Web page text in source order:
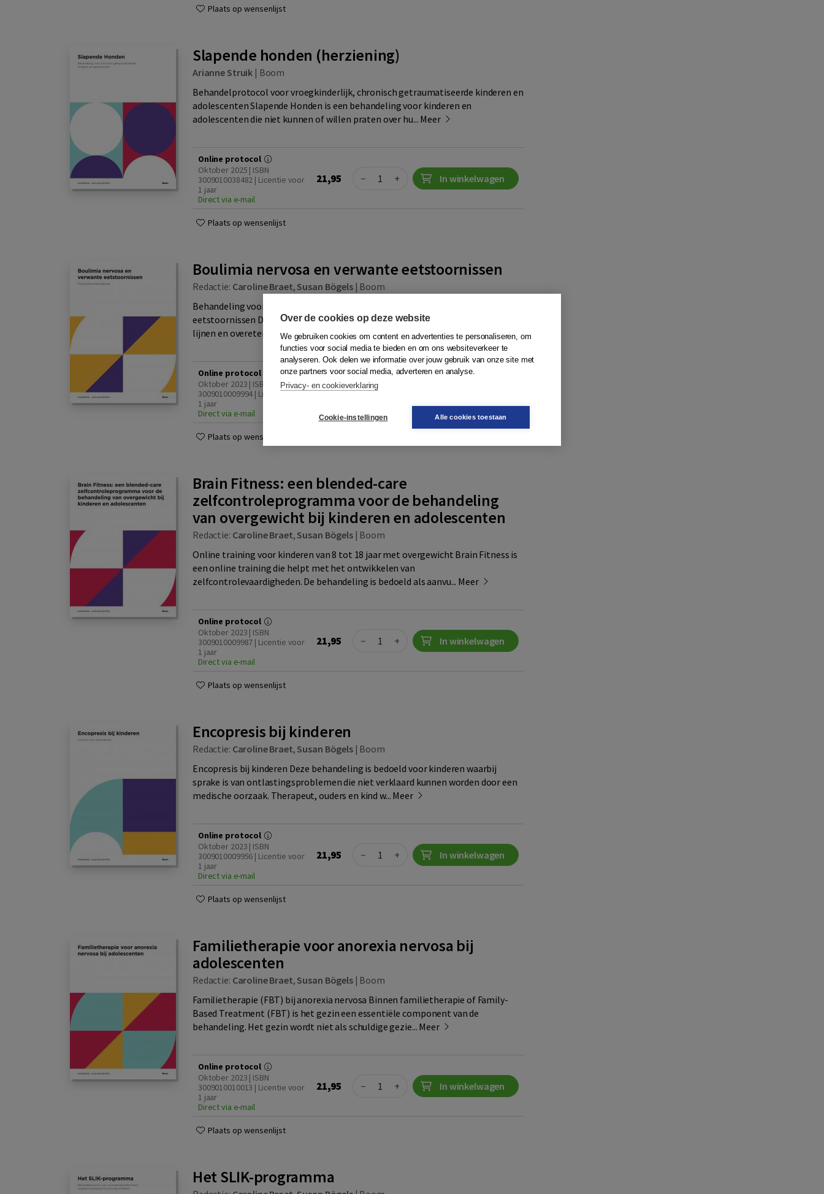
Plaats op wensenlijst
Slapende honden (herziening)
Arianne Struik | Boom
Behandelprotocol voor vroegkinderlijk, chronisch getraumatiseerde kinderen en
adolescenten Slapende Honden is een behandeling voor kinderen en
adolescenten die niet kunnen of willen praten over hu... Meer
Online protocol
Oktober 2025 | ISBN
3009010038482 | Licentie voor
1 jaar
Direct via e-mail
21,95 Quantity
− + In winkelwagen
Plaats op wensenlijst
Boulimia nervosa en verwante eetstoornissen
Redactie: Caroline Braet, Susan Bögels| Boom
Behandeling voor adolescenten met boulimia nervosa en verwante
eetstoornissen Dit protocol richt zich zowel op abnormaal eetgedrag (rigide
lijnen en overeten) als op overmatige zorgen over lichaam...Meer
Online protocol
Oktober 2023 | ISBN
3009010009994 | Licentie voor
1 jaar
Direct via e-mail
21,95 Quantity
−
Plaats op wensenlijst
Brain Fitness: een blended-care
zelfcontroleprogramma voor de behandeling
van overgewicht bij kinderen en adolescenten
Redactie: Caroline Braet, Susan Bögels| Boom
Online training voor kinderen van 8 tot 18 jaar met overgewicht Brain Fitness is
een online training die helpt met het ontwikkelen van
zelfcontrolevaardigheden. De behandeling is bedoeld als aanvu... Meer
Online protocol
Oktober 2023 | ISBN
3009010009987 | Licentie voor
1 jaar
Direct via e-mail
21,95 Quantity
− + In winkelwagen
Plaats op wensenlijst
Encopresis bij kinderen
Redactie: Caroline Braet, Susan Bögels| Boom
Encopresis bij kinderen Deze behandeling is bedoeld voor kinderen waarbij
sprake is van ontlastingsproblemen die niet verklaard kunnen worden door een
medische oorzaak. Therapeut, ouders en kind w... Meer
Online protocol
Oktober 2023 | ISBN
3009010009956 | Licentie voor
1 jaar
Direct via e-mail
21,95 Quantity
− + In winkelwagen
Plaats op wensenlijst
Familietherapie voor anorexia nervosa bij
adolescenten
Redactie: Caroline Braet, Susan Bögels| Boom
Familietherapie (FBT) bij anorexia nervosa Binnen familietherapie of Family-
Based Treatment (FBT) is het gezin een essentiële component van de
behandeling. Het gezin wordt niet als schuldige gezie... Meer
Online protocol
Oktober 2023 | ISBN
3009010010013 | Licentie voor
1 jaar
Direct via e-mail
21,95 Quantity
− + In winkelwagen
Plaats op wensenlijst
Het SLIK-programma
Over de cookies op deze website
We gebruiken cookies om content en advertenties te personaliseren, om
functies voor social media te bieden en om ons websiteverkeer te
analyseren. Ook delen we informatie over jouw gebruik van onze site met
onze partners voor social media, adverteren en analyse.
Privacy- en cookieverklaring
Cookie-instellingen Alle cookies toestaan